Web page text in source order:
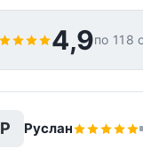
4,9по 118
Р Руслан